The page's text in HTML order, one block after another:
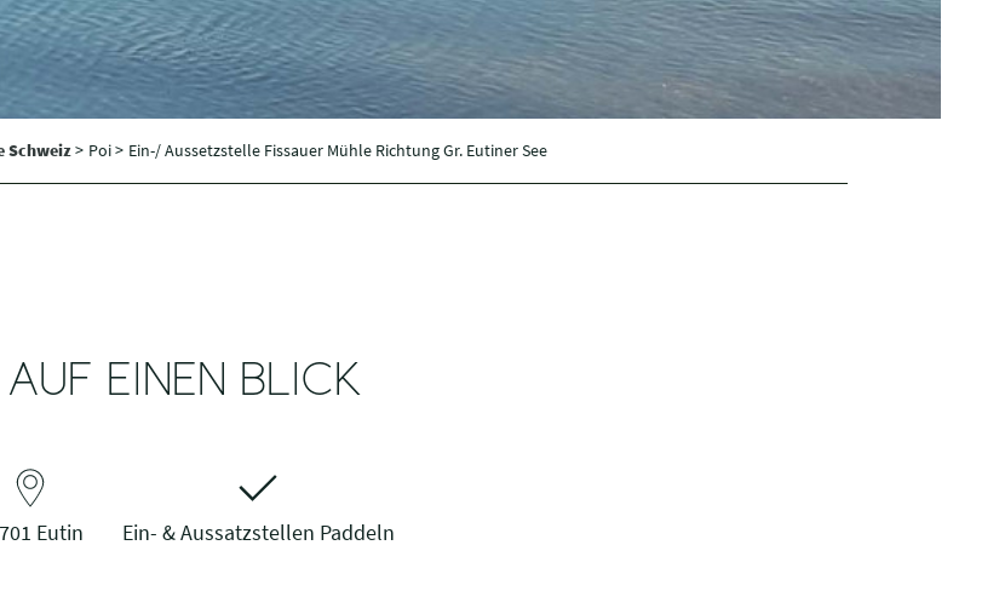
Schweiz> Poi > Ein-/ Aussetzstelle Fissauer Mühle Richtung Gr. Eutiner See
AUF EINEN BLICK
Eutin Ein- & Aussatzstellen Paddeln